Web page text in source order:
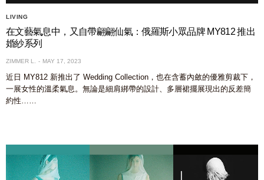
LIVING
在文藝氣息中，又自帶翩翩仙氣：俄羅斯小眾品牌 MY812 推出
婚紗系列
ZIMMER L. MAY 17, 2023
近日 MY812 新推出了 Wedding Collection，也在含蓄內斂的優雅剪裁下，
一展女性的溫柔氣息。無論是細肩綁帶的設計、多層裙擺展現出的反差簡
約性……